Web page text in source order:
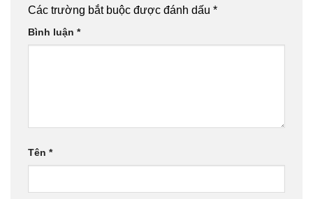
Các trường bắt buộc được đánh dấu *
Bình luận *
Tên *